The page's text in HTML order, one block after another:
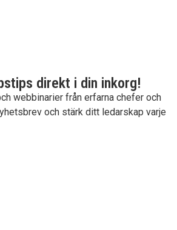
direkt i din inkorg!
webbinarier från erfarna chefer och
och stärk ditt ledarskap varje